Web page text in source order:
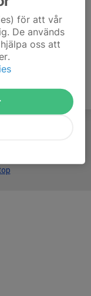
för att vår
De används
oss att